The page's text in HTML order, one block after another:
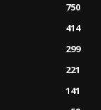
750
414
299
221
141